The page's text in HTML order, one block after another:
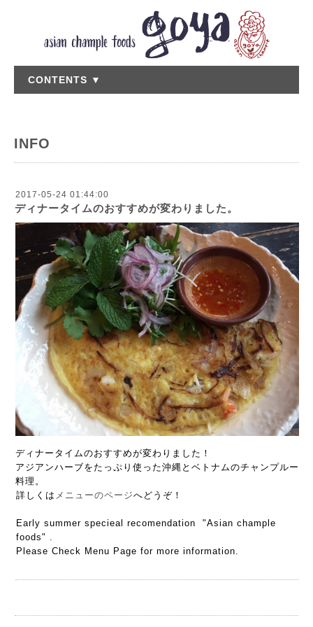
CONTENTS ▼
INFO
2017-05-24 01:44:00
ディナータイムのおすすめが変わりました。
ディナータイムのおすすめが変わりました！
アジアンハーブをたっぷり使った沖縄とベトナムのチャンプルー
料理。
詳しくは メニューのページへどうぞ！
Early summer specieal recomendation "Asian chample
foods" .
Please Check Menu Page for more information.